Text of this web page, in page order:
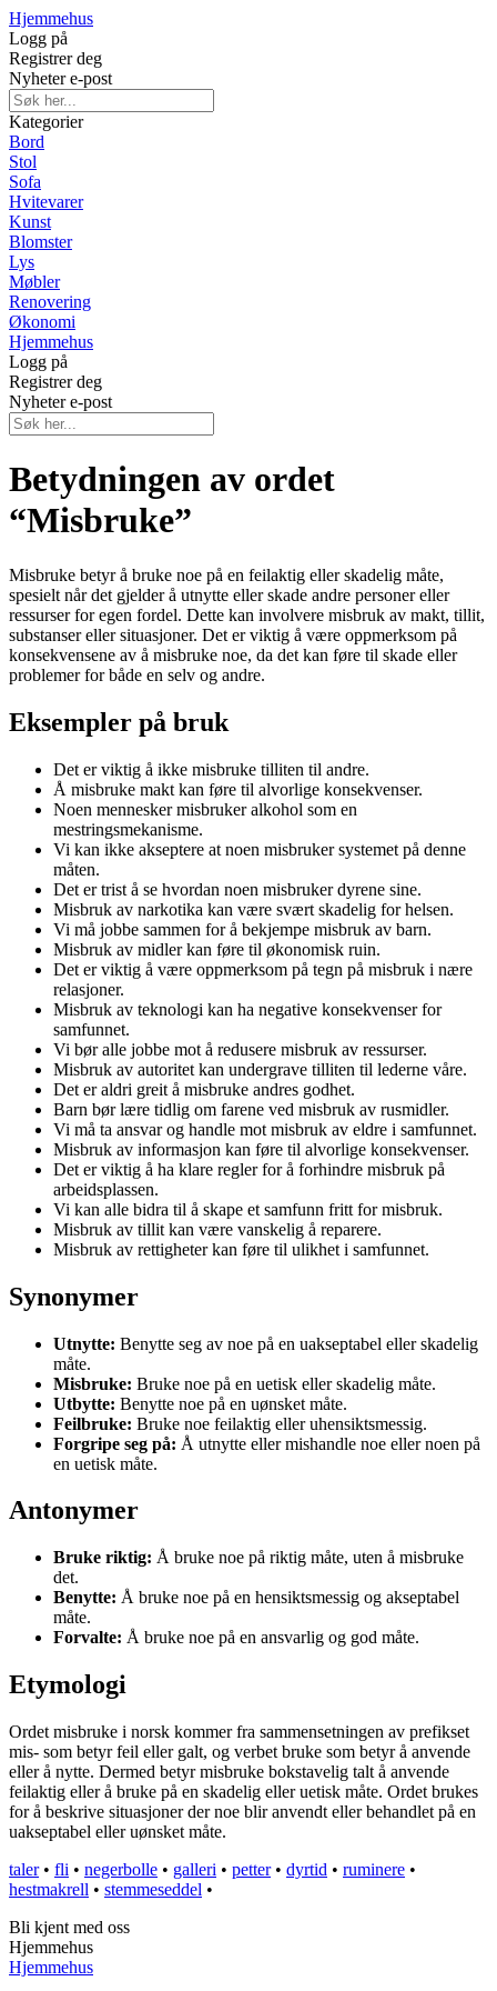
Hjemmehus
Logg på
Registrer deg
Nyheter e-post
Kategorier
Bord
Stol
Sofa
Hvitevarer
Kunst
Blomster
Lys
Møbler
Renovering
Økonomi
Hjemmehus
Logg på
Registrer deg
Nyheter e-post
Betydningen av ordet
“Misbruke”
Misbruke betyr å bruke noe på en feilaktig eller skadelig måte,
spesielt når det gjelder å utnytte eller skade andre personer eller
ressurser for egen fordel. Dette kan involvere misbruk av makt, tillit,
substanser eller situasjoner. Det er viktig å være oppmerksom på
konsekvensene av å misbruke noe, da det kan føre til skade eller
problemer for både en selv og andre.
Eksempler på bruk
Det er viktig å ikke misbruke tilliten til andre.
Å misbruke makt kan føre til alvorlige konsekvenser.
Noen mennesker misbruker alkohol som en
mestringsmekanisme.
Vi kan ikke akseptere at noen misbruker systemet på denne
måten.
Det er trist å se hvordan noen misbruker dyrene sine.
Misbruk av narkotika kan være svært skadelig for helsen.
Vi må jobbe sammen for å bekjempe misbruk av barn.
Misbruk av midler kan føre til økonomisk ruin.
Det er viktig å være oppmerksom på tegn på misbruk i nære
relasjoner.
Misbruk av teknologi kan ha negative konsekvenser for
samfunnet.
Vi bør alle jobbe mot å redusere misbruk av ressurser.
Misbruk av autoritet kan undergrave tilliten til lederne våre.
Det er aldri greit å misbruke andres godhet.
Barn bør lære tidlig om farene ved misbruk av rusmidler.
Vi må ta ansvar og handle mot misbruk av eldre i samfunnet.
Misbruk av informasjon kan føre til alvorlige konsekvenser.
Det er viktig å ha klare regler for å forhindre misbruk på
arbeidsplassen.
Vi kan alle bidra til å skape et samfunn fritt for misbruk.
Misbruk av tillit kan være vanskelig å reparere.
Misbruk av rettigheter kan føre til ulikhet i samfunnet.
Synonymer
Utnytte: Benytte seg av noe på en uakseptabel eller skadelig
måte.
Misbruke: Bruke noe på en uetisk eller skadelig måte.
Utbytte: Benytte noe på en uønsket måte.
Feilbruke: Bruke noe feilaktig eller uhensiktsmessig.
Forgripe seg på: Å utnytte eller mishandle noe eller noen på
en uetisk måte.
Antonymer
Bruke riktig: Å bruke noe på riktig måte, uten å misbruke
det.
Benytte: Å bruke noe på en hensiktsmessig og akseptabel
måte.
Forvalte: Å bruke noe på en ansvarlig og god måte.
Etymologi
Ordet misbruke i norsk kommer fra sammensetningen av prefikset
mis- som betyr feil eller galt, og verbet bruke som betyr å anvende
eller å nytte. Dermed betyr misbruke bokstavelig talt å anvende
feilaktig eller å bruke på en skadelig eller uetisk måte. Ordet brukes
for å beskrive situasjoner der noe blir anvendt eller behandlet på en
uakseptabel eller uønsket måte.
taler• fli • negerbolle • galleri • petter• dyrtid • ruminere •
hestmakrell • stemmeseddel •
Bli kjent med oss
Hjemmehus
Hjemmehus